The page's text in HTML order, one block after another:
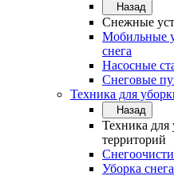
Назад
Снежные
Мобильные
снега
Насосные
Снеговые
Техника для
Назад
Техника
территорий
Уборка